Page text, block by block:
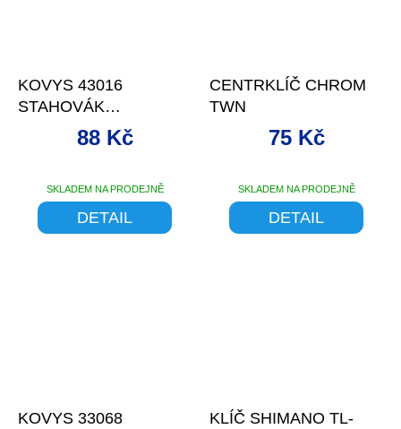
KOVYS 43016
STAHOVÁK
PASTORKU HG
SKLADEM NA PRODEJNĚ
88 Kč
DETAIL
CENTRKLÍČ CHROM
TWN
SKLADEM NA PRODEJNĚ
75 Kč
DETAIL
KOVYS 33068
KLÍČ SHIMANO TL-